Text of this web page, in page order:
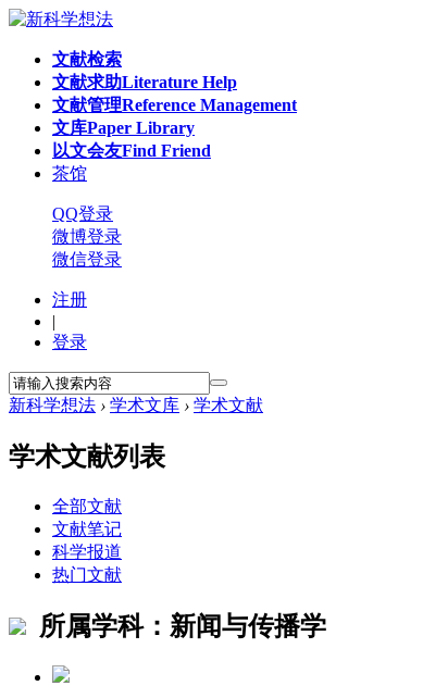
文献检索
文献求助Literature Help
文献管理Reference Management
文库Paper Library
以文会友Find Friend
茶馆
QQ登录
微博登录
微信登录
注册
|
登录
新科学想法 › 学术文库 › 学术文献
学术文献列表
全部文献
文献笔记
科学报道
热门文献
所属学科：新闻与传播学